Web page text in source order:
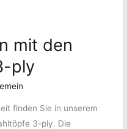
mit den
ply
finden Sie in unserem
3-ply. Die